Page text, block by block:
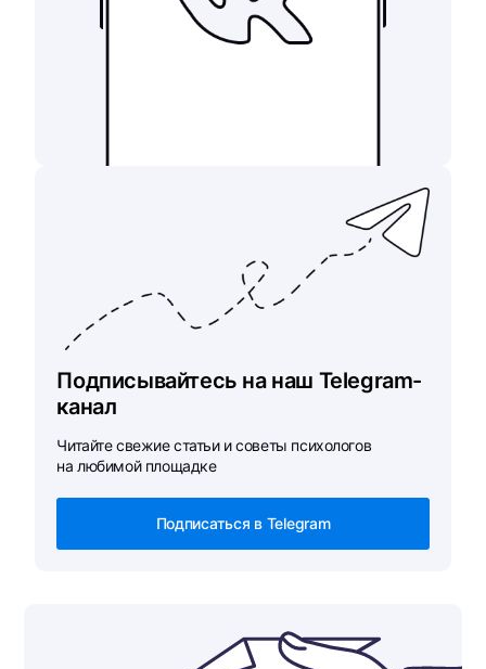
Подписывайтесь на наш Telegram-
канал
Читайте свежие статьи и советы психологов
на любимой площадке
Подписаться в Telegram